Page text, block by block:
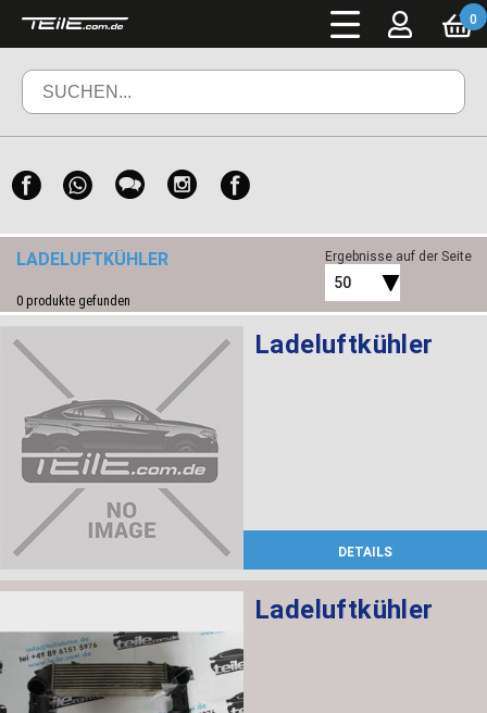
0
LADELUFTKÜHLER
0 produkte gefunden
Ergebnisse auf der Seite
50
Ladeluftkühler
DETAILS
Ladeluftkühler